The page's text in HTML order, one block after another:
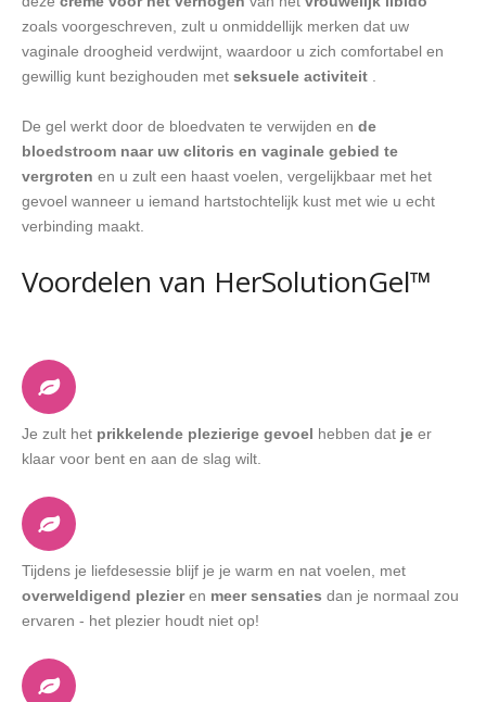
zoals voorgeschreven, zult u onmiddellijk merken dat uw
vaginale droogheid verdwijnt, waardoor u zich comfortabel en
gewillig kunt bezighouden met seksuele activiteit
De gel werkt door de bloedvaten te verwijden en de
bloedstroom naar uw clitoris en vaginale gebied te
vergroten en u zult een haast voelen, vergelijkbaar met het
gevoel wanneer u iemand hartstochtelijk kust met wie u echt
verbinding maakt.
Voordelen van HerSolutionGel™
Je zult het prikkelende plezierige gevoel hebben dat je er
klaar voor bent en aan de slag wilt.
Tijdens je liefdesessie blijf je je warm en nat voelen, met
overweldigend plezieren meer sensaties dan je normaal zou
ervaren - het plezier houdt niet op!